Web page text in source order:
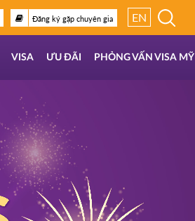
Đăng ký gặp chuyên gia EN
VISA ƯU ĐÃI PHỎNG VẤN VISA MỸ